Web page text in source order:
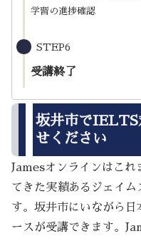
学習の進捗確認
STEP6
受講終了
坂井市でIELTS
せください
Jamesオンラインはこ
てきた実績あるジェイ
す。坂井市にいながら
ースが受講できます。